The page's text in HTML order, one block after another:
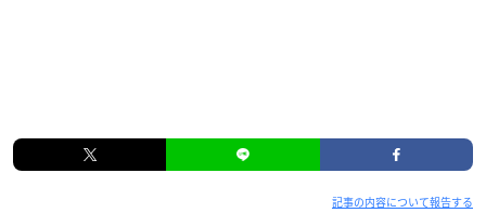
記事の内容について報告する